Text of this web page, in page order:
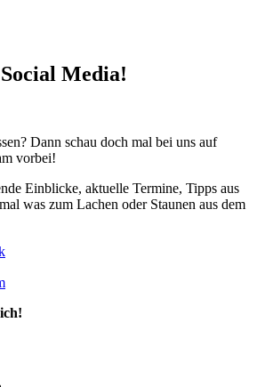
Media!
Dann schau doch mal bei uns auf
vorbei!
Einblicke, aktuelle Termine, Tipps aus
was zum Lachen oder Staunen aus dem